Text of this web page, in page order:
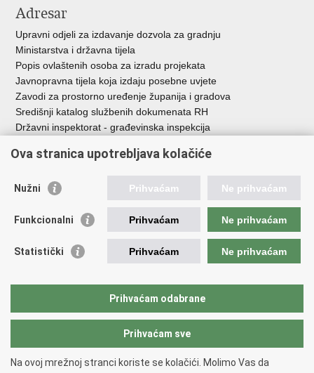
Adresar
Upravni odjeli za izdavanje dozvola za gradnju
Ministarstva i državna tijela
Popis ovlaštenih osoba za izradu projekata
Javnopravna tijela koja izdaju posebne uvjete
Zavodi za prostorno uređenje županija i gradova
Središnji katalog službenih dokumenata RH
Državni inspektorat - građevinska inspekcija
Vlada Republike Hrvatske
Agencija za pravni promet i posredovanje nekretninama
Fond za zaštitu okoliša i energetsku učinkovitost
Državne nekretnine d.o.o.
Copyright © 2026 Ministarstvo prostornoga uređenja, graditeljstva i
Ova stranica upotrebljava kolačiće
Nužni Prihvaćam Ne prihvaćam
Funkcionalni Prihvaćam Ne prihvaćam
Statistički Prihvaćam Ne prihvaćam
Prihvaćam odabrane
Prihvaćam sve
Na ovoj mrežnoj stranci koriste se kolačići. Molimo Vas da